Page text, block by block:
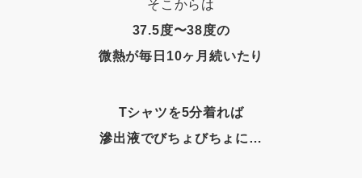
そこからは
37.5度〜38度の
微熱が毎日10ヶ月続いたり
Tシャツを5分着れば
滲出液でびちょびちょに…